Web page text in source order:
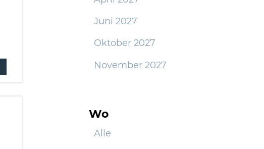
Juni 2027
Oktober 2027
November 2027
Wo
Alle